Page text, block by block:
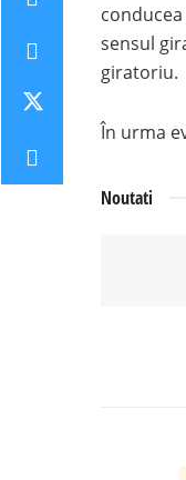
sensul
giratoriu.
În urma
Noutati